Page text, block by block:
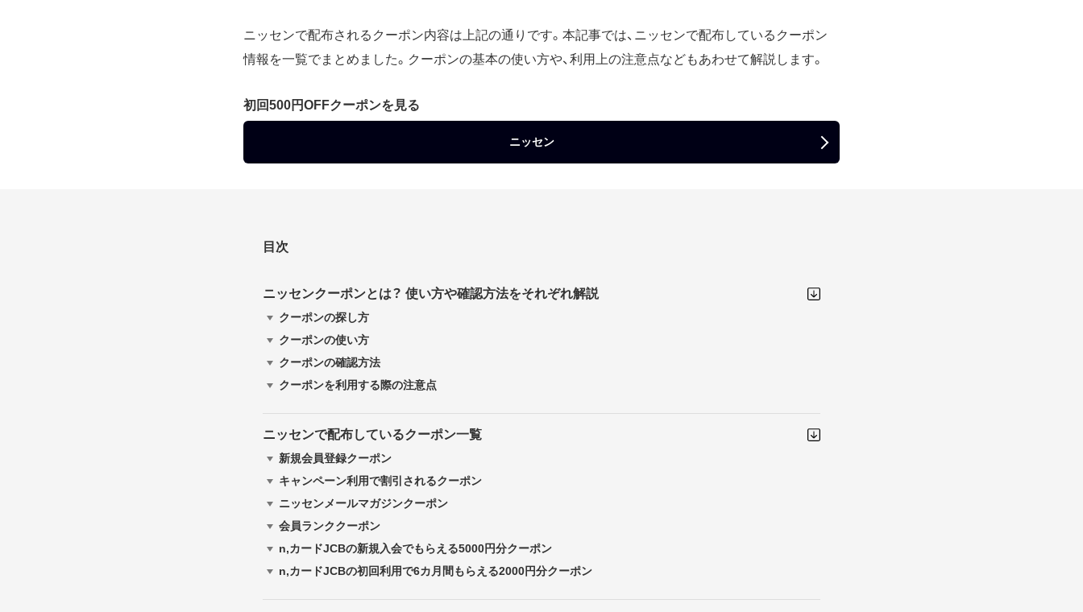
ニッセンで配布されるクーポン内容は上記の通りです。本記事では、ニッセンで配布しているクーポン
情報を一覧でまとめました。クーポンの基本の使い方や、利用上の注意点などもあわせて解説します。
初回500円OFFクーポンを見る
ニッセン
目次
ニッセンクーポンとは？ 使い方や確認方法をそれぞれ解説
クーポンの探し方
クーポンの使い方
クーポンの確認方法
クーポンを利用する際の注意点
ニッセンで配布しているクーポン一覧
新規会員登録クーポン
キャンペーン利用で割引されるクーポン
ニッセンメールマガジンクーポン
会員ランククーポン
n,カードJCBの新規入会でもらえる5000円分クーポン
n,カードJCBの初回利用で6カ月間もらえる2000円分クーポン